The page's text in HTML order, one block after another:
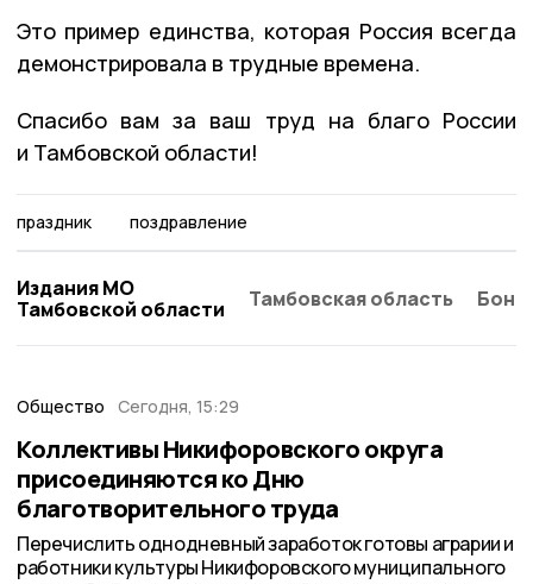
Это пример единства, которая Россия всегда
демонстрировала в трудные времена.
Спасибо вам за ваш труд на благо России
и Тамбовской области!
праздник поздравление
Издания МО
Тамбовской области
Тамбовская область
Общество Сегодня, 15:29
Коллективы Никифоровского округа
присоединяются ко Дню
благотворительного труда
Перечислить однодневный заработок готовы аграрии и
работники культуры Никифоровского муниципального